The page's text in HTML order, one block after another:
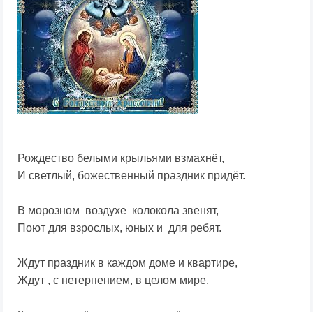
Рождество белыми крыльями взмахнёт,
И светлый, божественный праздник придёт.
В морозном воздухе колокола звенят,
Поют для взрослых, юных и для ребят.
Ждут праздник в каждом доме и квартире,
Ждут , с нетерпением, в целом мире.